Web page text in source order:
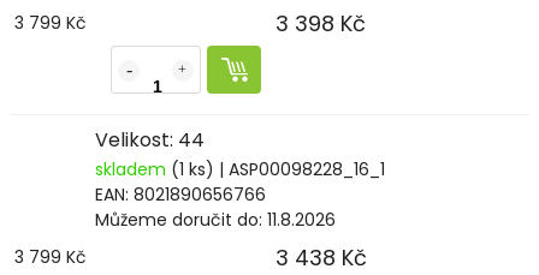
3 799 Kč
3 398 Kč
Velikost: 44
skladem (1 ks) | ASP00098228_16_1
EAN: 8021890656766
Můžeme doručit do: 11.8.2026
3 799 Kč
3 438 Kč